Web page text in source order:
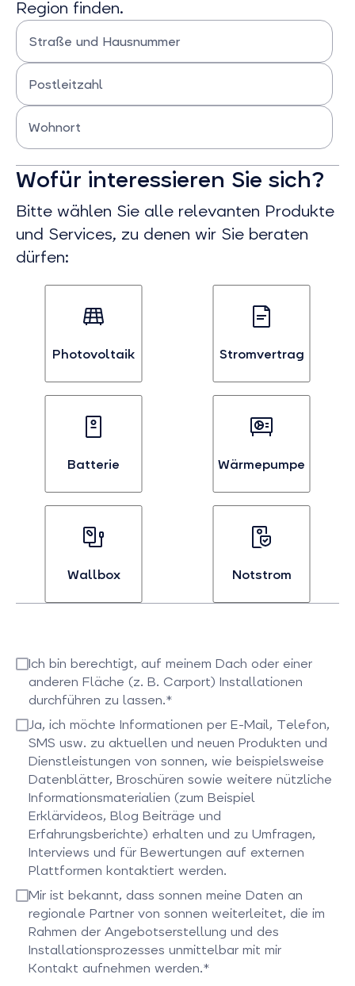
Region finden.
Straße und Hausnummer
Bitte Straße und Hausnummer eingeben
Postleitzahl
Bitte Postleitzahl eingeben
Wohnort
Wofür interessieren Sie sich?
Bitte wählen Sie alle relevanten Produkte
und Services, zu denen wir Sie beraten
dürfen:
Photovoltaik
an
auswählen
Stromvertrag
an
auswählen
Batterie
an
auswählen
Wärmepumpe
an
auswählen
Wallbox
Wallboxen
auswählen
Notstrom
Notstrom
auswählen
Ich bin berechtigt, auf meinem Dach oder einer
anderen Fläche (z. B. Carport) Installationen
durchführen zu lassen.*
Bitte bestätigen Sie dieses Feld
Ja, ich möchte Informationen per E-Mail, Telefon,
SMS usw. zu aktuellen und neuen Produkten und
Dienstleistungen von sonnen, wie beispielsweise
Datenblätter, Broschüren sowie weitere nützliche
Informationsmaterialien (zum Beispiel
Erklärvideos, Blog Beiträge und
Erfahrungsberichte) erhalten und zu Umfragen,
Interviews und für Bewertungen auf externen
Plattformen kontaktiert werden.
Bitte bestätigen Sie dieses Feld
Mir ist bekannt, dass sonnen meine Daten an
regionale Partner von sonnen weiterleitet, die im
Rahmen der Angebotserstellung und des
Installationsprozesses unmittelbar mit mir
Kontakt aufnehmen werden.*